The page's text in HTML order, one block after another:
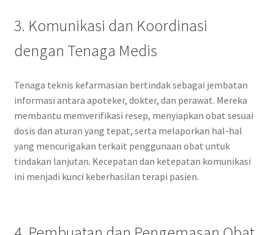
3. Komunikasi dan Koordinasi
dengan Tenaga Medis
Tenaga teknis kefarmasian bertindak sebagai jembatan
informasi antara apoteker, dokter, dan perawat. Mereka
membantu memverifikasi resep, menyiapkan obat sesuai
dosis dan aturan yang tepat, serta melaporkan hal-hal
yang mencurigakan terkait penggunaan obat untuk
tindakan lanjutan. Kecepatan dan ketepatan komunikasi
ini menjadi kunci keberhasilan terapi pasien.